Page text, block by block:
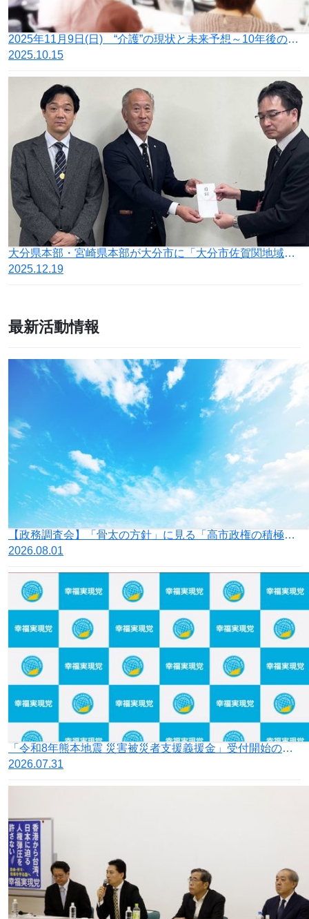
2025年11月9日(日) “介護”の現状と未来予想～10年後のあるべき姿をみすえて～セミナー（「幸福実現党 介護保険制度のあり方を根本的に見直す連絡会議」発足記念セミナー）を開催します ＠名古屋市中村区
2025.10.15
大分県本部・宮崎県本部が大分市に「大分市佐賀関地域大規模火災義援金」を寄託
2025.12.19
最新活動情報
【政務調査会】「骨太の方針」に見る「高市政権の積極財政」の落とし穴
2026.08.01
「令和8年熊本地震 災害被災者支援義援金」受付開始のお知らせ
2026.07.31